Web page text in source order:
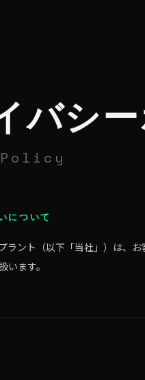
バシ
について
ラント（以下「当社」）は、
います。